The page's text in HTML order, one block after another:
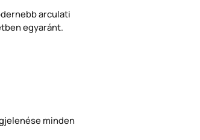
arculati
egyaránt.
minden